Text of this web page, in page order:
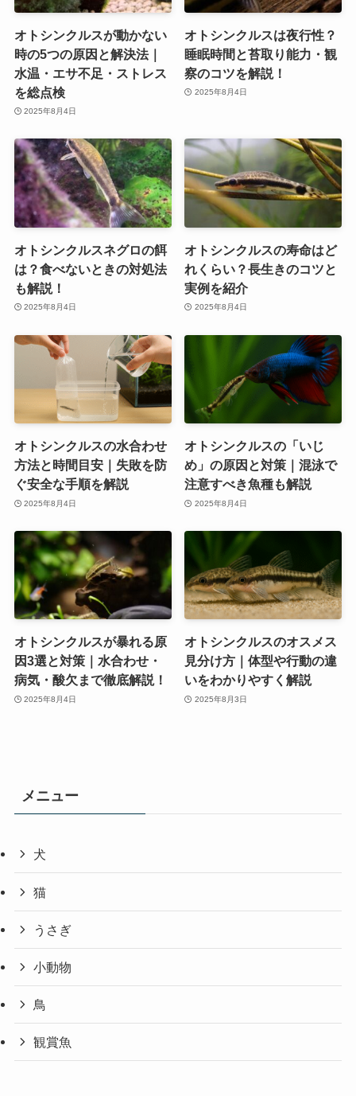
オトシンクルスが動かない
時の5つの原因と解決法｜
水温・エサ不足・ストレス
を総点検
2025年8月4日
オトシンクルスは夜行性？
睡眠時間と苔取り能力・観
察のコツを解説！
2025年8月4日
オトシンクルスネグロの餌
は？食べないときの対処法
も解説！
2025年8月4日
オトシンクルスの寿命はど
れくらい？長生きのコツと
実例を紹介
2025年8月4日
オトシンクルスの水合わせ
方法と時間目安｜失敗を防
ぐ安全な手順を解説
2025年8月4日
オトシンクルスの「いじ
め」の原因と対策｜混泳で
注意すべき魚種も解説
2025年8月4日
オトシンクルスが暴れる原
因3選と対策｜水合わせ・
病気・酸欠まで徹底解説！
2025年8月4日
オトシンクルスのオスメス
見分け方｜体型や行動の違
いをわかりやすく解説
2025年8月3日
メニュー
犬
猫
うさぎ
小動物
鳥
観賞魚